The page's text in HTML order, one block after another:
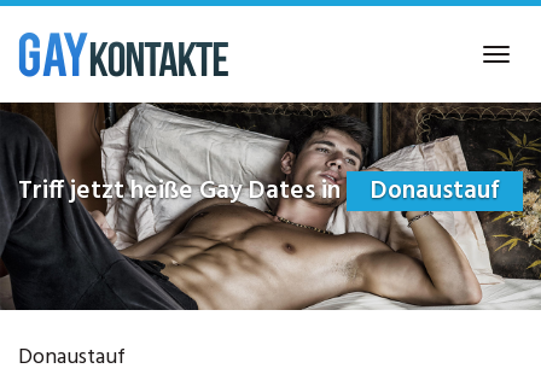
Skip
main
content
Triff jetzt heiße Gay Dates in Donaustauf
Donaustauf